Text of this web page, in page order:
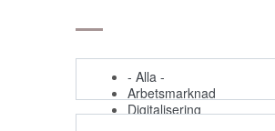
- Alla -
Arbetsmarknad
Digitalisering